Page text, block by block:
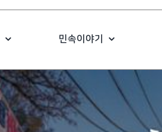
민속이야기